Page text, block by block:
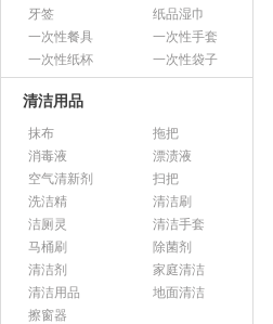
牙签
纸品湿巾
一次性餐具
一次性手套
一次性纸杯
一次性袋子
清洁用品
抹布
拖把
消毒液
漂渍液
空气清新剂
扫把
洗洁精
清洁刷
洁厕灵
清洁手套
马桶刷
除菌剂
清洁剂
家庭清洁
清洁用品
地面清洁
擦窗器